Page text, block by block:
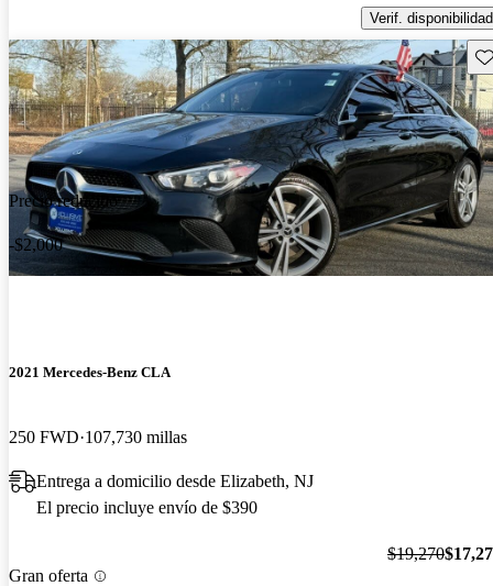
Verif. disponibilidad
Precio reducido
-$2,000
2021 Mercedes-Benz CLA
250 FWD 107,730 millas
Entrega a domicilio desde Elizabeth, NJ
El precio incluye envío de $390
Gran oferta
$19,270